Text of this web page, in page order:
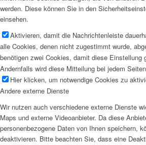
werden. Diese können Sie in den
einsehen.
Aktivieren, damit die Nachrichtenleiste
alle Cookies, denen nicht zugestimmt wurde,
benötigen zwei Cookies, damit diese Einstellung
Andernfalls wird diese Mitteilung bei jedem
Hier klicken, um notwendige Cookies zu
Andere externe Dienste
Wir nutzen auch verschiedene externe Dienste
Maps und externe Videoanbieter. Da diese
personenbezogene Daten von Ihnen speichern,
deaktivieren. Bitte beachten Sie, dass eine